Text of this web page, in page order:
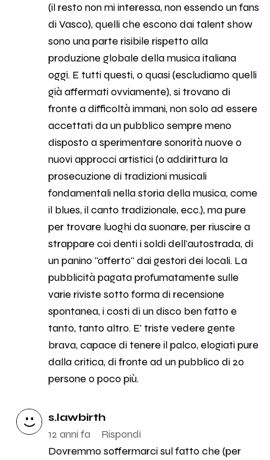
(il resto non mi interessa, non essendo un fans
di Vasco), quelli che escono dai talent show
sono una parte risibile rispetto alla
produzione globale della musica italiana
oggi. E tutti questi, o quasi (escludiamo quelli
già affermati ovviamente), si trovano di
fronte a difficoltà immani, non solo ad essere
accettati da un pubblico sempre meno
disposto a sperimentare sonorità nuove o
nuovi approcci artistici (o addirittura la
prosecuzione di tradizioni musicali
fondamentali nella storia della musica, come
il blues, il canto tradizionale, ecc.), ma pure
per trovare luoghi da suonare, per riuscire a
strappare coi denti i soldi dell'autostrada, di
un panino "offerto" dai gestori dei locali. La
pubblicità pagata profumatamente sulle
varie riviste sotto forma di recensione
spontanea, i costi di un disco ben fatto e
tanto, tanto altro. E' triste vedere gente
brava, capace di tenere il palco, elogiati pure
dalla critica, di fronte ad un pubblico di 20
persone o poco più.
s.lawbirth
12 anni fa
Rispondi
Dovremmo soffermarci sul fatto che (per